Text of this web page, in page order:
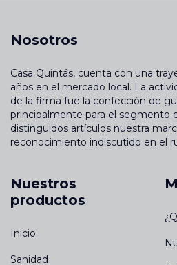
Nosotros
Casa Quintás, cuenta con una
años en el mercado local. La
de la firma fue la confección de
principalmente para el segmento
distinguidos artículos nuestra
reconocimiento indiscutido en el
Nuestros
productos
Inicio
Sanidad